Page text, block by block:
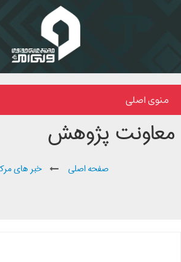
منوی اصلی
معاونت پژوهش
صفحه اصلی خبر های